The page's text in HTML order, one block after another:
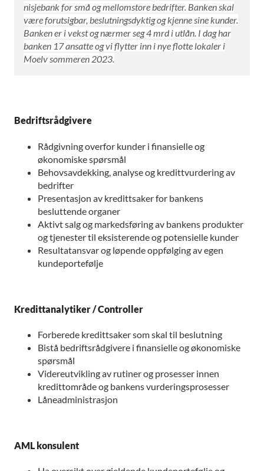
nisjebank for små og mellomstore bedrifter. Banken skal
være forutsigbar, beslutningsdyktig og kjenne sine kunder.
Banken er i vekst og nærmer seg 4 mrd i utlån. I dag har
banken 17 ansatte og vi flytter inn i nye flotte lokaler i
Moelv sommeren 2023.
Bedriftsrådgivere
Rådgivning overfor kunder i finansielle og
økonomiske spørsmål
Behovsavdekking, analyse og kredittvurdering av
bedrifter
Presentasjon av kredittsaker for bankens
besluttende organer
Aktivt salg og markedsføring av bankens produkter
og tjenester til eksisterende og potensielle kunder
Resultatansvar og løpende oppfølging av egen
kundeportefølje
Kredittanalytiker / Controller
Forberede kredittsaker som skal til beslutning
Bistå bedriftsrådgivere i finansielle og økonomiske
spørsmål
Videreutvikling av rutiner og prosesser innen
kredittområde og bankens vurderingsprosesser
Låneadministrasjon
AML konsulent